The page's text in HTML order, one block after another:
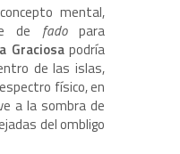
mental,
de fadopara
Graciosapodría
de las islas,
físico, en
a la sombra de
del ombligo